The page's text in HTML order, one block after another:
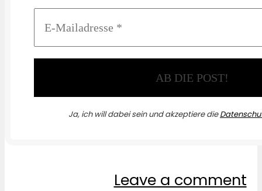
Ja, ich will dabei sein und akzeptiere die
Leave a comment